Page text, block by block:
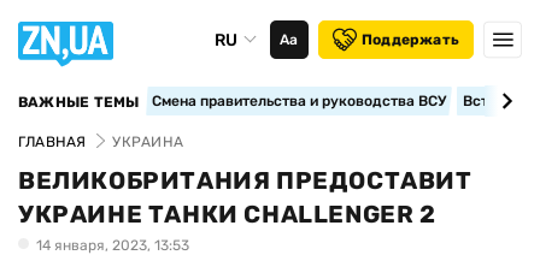
RU Аа Поддержать
ВАЖНЫЕ ТЕМЫ Смена правительства и руководства ВСУ
ГЛАВНАЯ УКРАИНА
ВЕЛИКОБРИТАНИЯ ПРЕДОСТАВИТ
УКРАИНЕ ТАНКИ CHALLENGER 2
14 января, 2023, 13:53